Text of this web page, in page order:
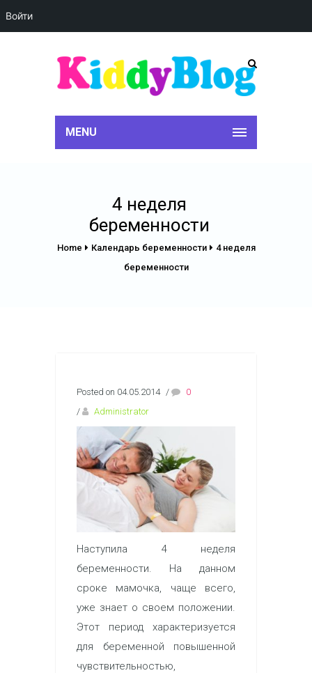
Войти
MENU
4 неделя
беременности
Home Календарь беременности
4 неделя
беременности
Posted on 04.05.2014 /
0
/
Administrator
Наступила 4 неделя
беременности. На данном
сроке мамочка, чаще всего,
уже знает о своем положении.
Этот период характеризуется
для беременной повышенной
чувствительностью,